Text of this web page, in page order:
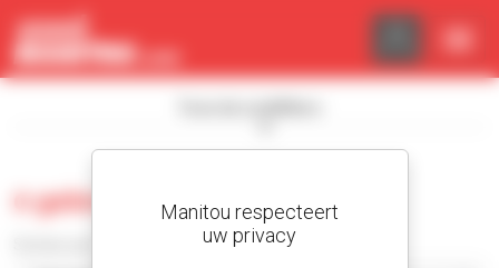
0 gebruikt rupsdumper
Cookies beheer paneel
Manitou respecteert
uw privacy